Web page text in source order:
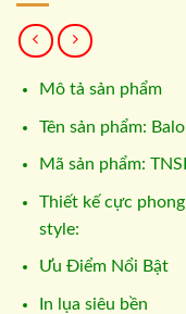
Mô tả sản phẩm
Tên sản phẩm:
Mã sản phẩm:
Thiết kế cực
style:
Ưu Điểm Nổi Bật
In lụa siêu bền